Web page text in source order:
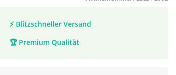
⚡ Blitzschneller Versand
🏆 Premium Qualität